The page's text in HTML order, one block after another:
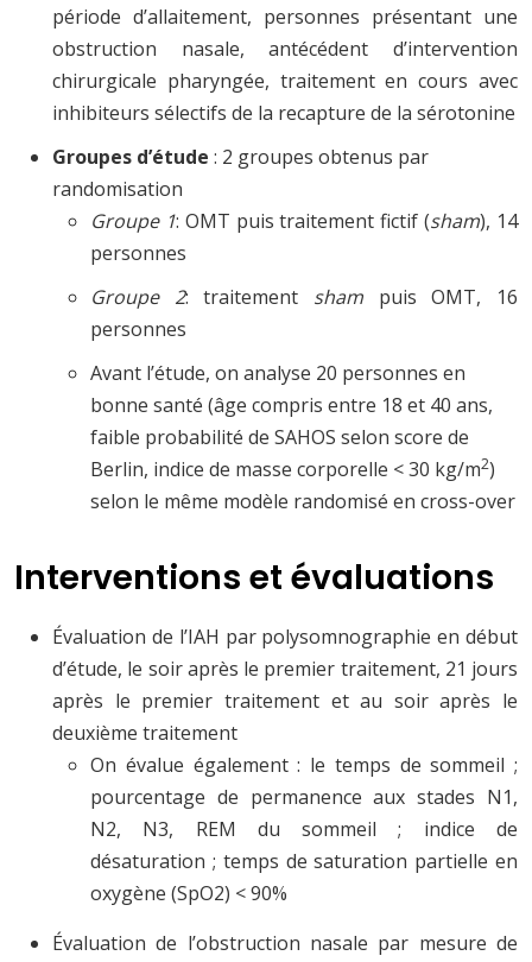
période d’allaitement, personnes présentant une
obstruction nasale, antécédent d’intervention
chirurgicale pharyngée, traitement en cours avec
inhibiteurs sélectifs de la recapture de la sérotonine
Groupes d’étude : 2 groupes obtenus par
randomisation
Groupe 1: OMT puis traitement fictif (sham), 14
personnes
Groupe 2: traitement sham puis OMT, 16
personnes
Avant l’étude, on analyse 20 personnes en
bonne santé (âge compris entre 18 et 40 ans,
faible probabilité de SAHOS selon score de
Berlin, indice de masse corporelle < 30 kg/m2)
selon le même modèle randomisé en cross-over
Interventions et évaluations
Évaluation de l’IAH par polysomnographie en début
d’étude, le soir après le premier traitement, 21 jours
après le premier traitement et au soir après le
deuxième traitement
On évalue également : le temps de sommeil ;
pourcentage de permanence aux stades N1,
N2, N3, REM du sommeil ; indice de
désaturation ; temps de saturation partielle en
oxygène (SpO2) < 90%
Évaluation de l’obstruction nasale par mesure de